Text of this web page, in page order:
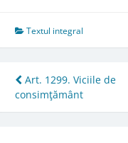
Textul integral
Post
navigation
Art. 1299. Viciile de
consimţământ